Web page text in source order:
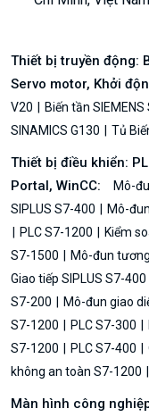
Thiết bị truyền động:
Servo motor, Khởi
V20
Biến tần SIEMENS
SINAMICS G130
Tủ
Thiết bị điều khiển:
Portal, WinCC:
Mô-
SIPLUS S7-400
Mô-
PLC S7-1200
Kiểm
S7-1500
Mô-đun
Giao tiếp SIPLUS S7-400
S7-200
Mô-đun giao
S7-1200
PLC S7-300
S7-1200
PLC S7-400
không an toàn S7-1200
Màn hình công